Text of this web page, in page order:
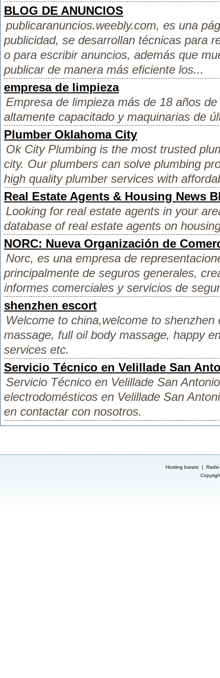
BLOG DE ANUNCIOS
publicaranuncios.weebly.com, es una
publicidad, se desarrollan técnicas para
o para escribir anuncios, además que
publicar de manera más eficiente los...
empresa de limpieza
Empresa de limpieza más de 18 años
altamente capacitado y maquinarias de
Plumber Oklahoma City
Ok City Plumbing is the most trusted
city. Our plumbers can solve plumbing
high quality plumber services with
Real Estate Agents & Housing News
Looking for real estate agents in your
database of real estate agents on
NORC: Nueva Organización de
Norc, es una empresa de
principalmente de seguros generales,
informes comerciales y servicios de
shenzhen escort
Welcome to china,welcome to
massage, full oil body massage, happy
services etc.
Servicio Técnico en Velillade San
Servicio Técnico en Velillade San
electrodomésticos en Velillade San
en contactar con nosotros.
Hosting barato |